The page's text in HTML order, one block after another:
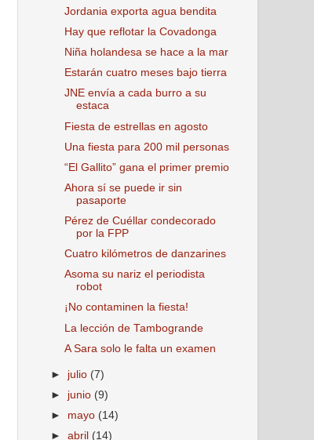
Jordania exporta agua bendita
Hay que reflotar la Covadonga
Niña holandesa se hace a la mar
Estarán cuatro meses bajo tierra
JNE envía a cada burro a su
estaca
Fiesta de estrellas en agosto
Una fiesta para 200 mil personas
“El Gallito” gana el primer premio
Ahora sí se puede ir sin
pasaporte
Pérez de Cuéllar condecorado
por la FPP
Cuatro kilómetros de danzarines
Asoma su nariz el periodista
robot
¡No contaminen la fiesta!
La lección de Tambogrande
A Sara solo le falta un examen
► julio (7)
► junio (9)
► mayo (14)
►abril (14)